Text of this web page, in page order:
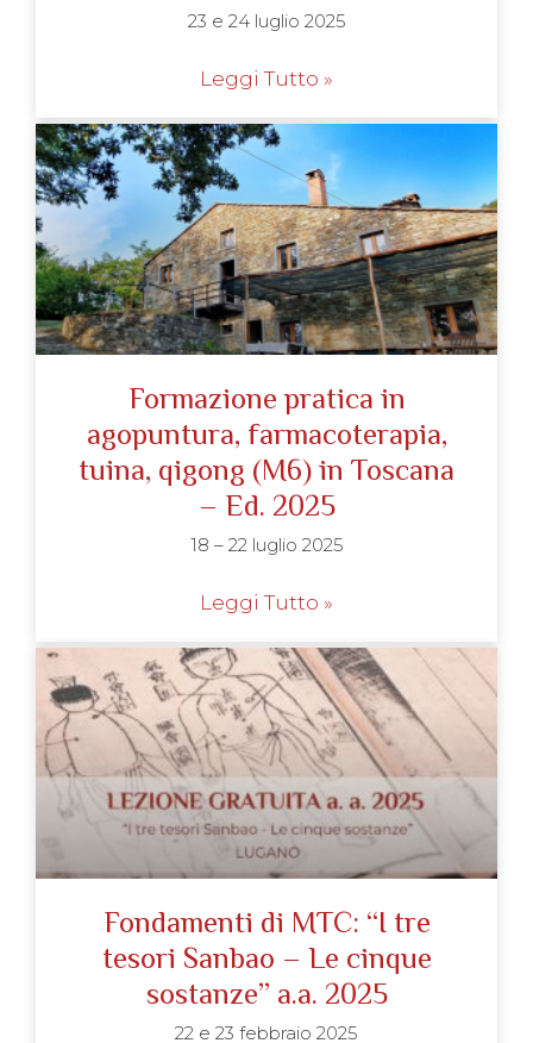
23 e 24 luglio 2025
Leggi Tutto »
Formazione pratica in
agopuntura, farmacoterapia,
tuina, qigong (M6) in Toscana
– Ed. 2025
18 – 22 luglio 2025
Leggi Tutto »
Fondamenti di MTC: “I tre
tesori Sanbao – Le cinque
sostanze” a.a. 2025
22 e 23 febbraio 2025